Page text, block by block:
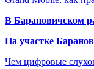
В Барановичском
На участке
Чем цифровые